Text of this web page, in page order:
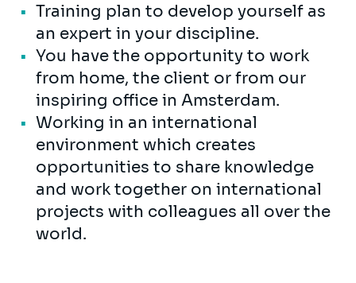
Training plan to develop yourself as
an expert in your discipline.
You have the opportunity to work
from home, the client or from our
inspiring office in Amsterdam.
Working in an international
environment which creates
opportunities to share knowledge
and work together on international
projects with colleagues all over the
world.